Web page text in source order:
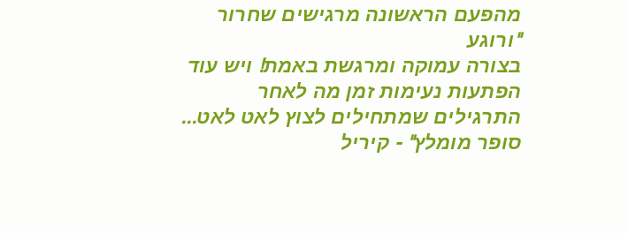
מהפעם הראשונה מרגישים שחרור
ורוגע"
בצורה עמוקה ומרגשת באמת! ויש עוד
הפתעות נעימות זמן מה לאחר
התרגילים שמתחילים לצוץ לאט לאט...
סופר מומלץ" - קיריל